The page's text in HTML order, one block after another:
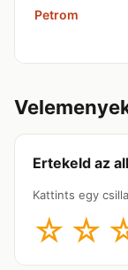
Petrom
Ertekeld az
Kattints egy
☆ ☆